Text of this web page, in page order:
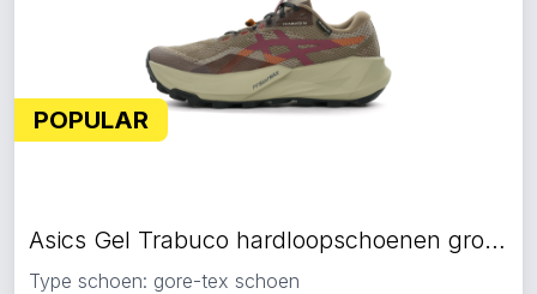
POPULAR
Asics Gel Trabuco hardloopschoenen groen
Type schoen: gore-tex schoen